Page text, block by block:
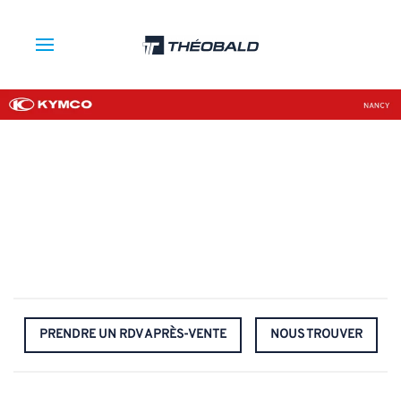
PRENDRE UN RDV APRÈS-VENTE NOUS TROUVER